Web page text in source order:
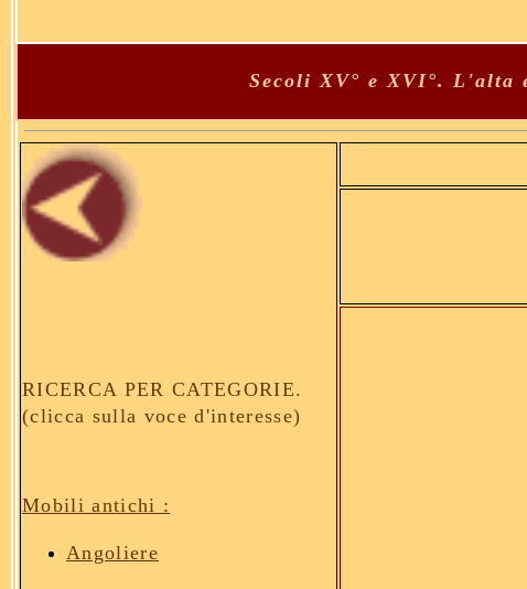
Secoli XV° e XVI°. L'alta
RICERCA PER CATEGORIE.
(clicca sulla voce d'interesse)
Mobili antichi :
Angoliere